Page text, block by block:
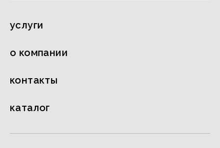
услуги
о компании
контакты
каталог